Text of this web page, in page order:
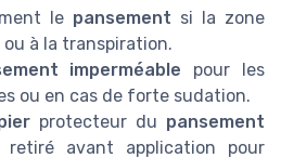
le pansement si la zone
ou à la transpiration.
imperméable pour les
ou en cas de forte sudation.
protecteur du pansement
avant application pour